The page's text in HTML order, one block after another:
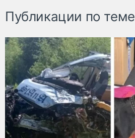
Публикации по теме